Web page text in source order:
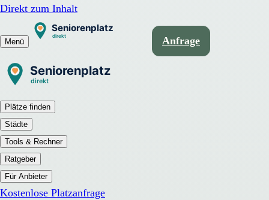
Direkt zum Inhalt
Menü Anfrage
Plätze finden
Städte
Tools & Rechner
Ratgeber
Für Anbieter
Kostenlose Platzanfrage